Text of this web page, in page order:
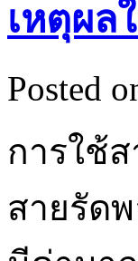
เหตุผล
Posted
การใช้
สายรัด